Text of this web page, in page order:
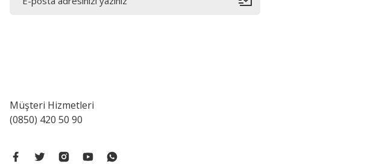
Müşteri Hizmetleri
(0850) 420 50 90